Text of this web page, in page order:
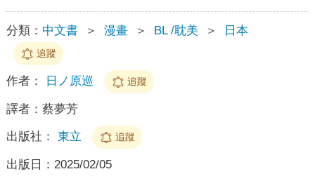
分類： 中文書 ＞ 漫畫 ＞ BL /耽美 ＞ 日本
追蹤
作者： 日ノ原巡 追蹤
譯者： 蔡夢芳
出版社： 東立 追蹤
出版日： 2025/02/05